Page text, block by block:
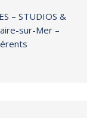
– STUDIOS &
sur-Mer –